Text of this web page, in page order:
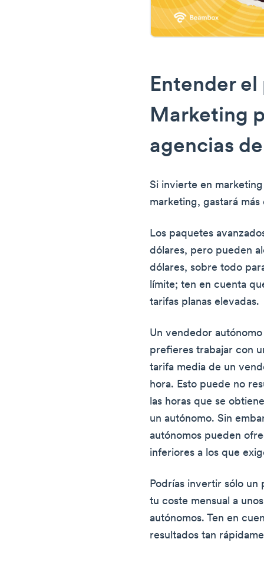
Entender
Marketing
agencias
Si invierte en
marketing, gastará
Los paquetes
dólares, pero pueden
dólares, sobre todo
límite; ten en cuenta
tarifas planas elevadas.
Un vendedor
prefieres trabajar con
tarifa media de un
hora. Esto puede no
las horas que se
un autónomo. Sin
autónomos pueden
inferiores a los que
Podrías invertir sólo un
tu coste mensual a
autónomos. Ten en
resultados tan